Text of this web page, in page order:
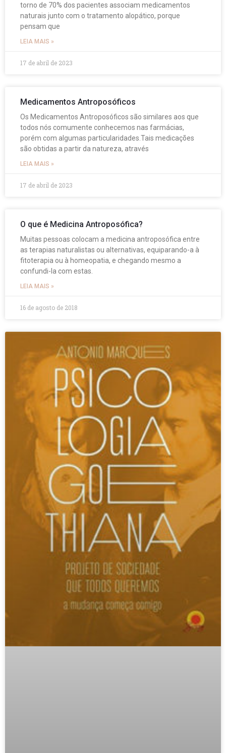
torno de 70% dos pacientes associam medicamentos
naturais junto com o tratamento alopático, porque
pensam que
LEIA MAIS »
17 de abril de 2023
Medicamentos Antroposóficos
Os Medicamentos Antroposóficos são similares aos que
todos nós comumente conhecemos nas farmácias,
porém com algumas particularidades.Tais medicações
são obtidas a partir da natureza, através
LEIA MAIS »
17 de abril de 2023
O que é Medicina Antroposófica?
Muitas pessoas colocam a medicina antroposófica entre
as terapias naturalistas ou alternativas, equiparando-a à
fitoterapia ou à homeopatia, e chegando mesmo a
confundi-la com estas.
LEIA MAIS »
16 de agosto de 2018